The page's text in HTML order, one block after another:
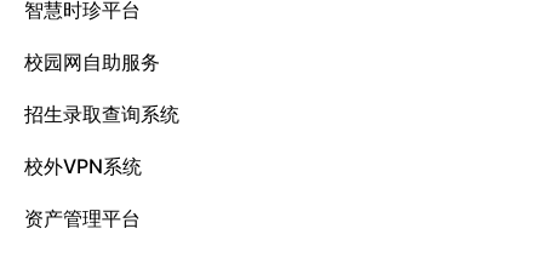
智慧时珍平台
校园网自助服务
招生录取查询系统
校外VPN系统
资产管理平台